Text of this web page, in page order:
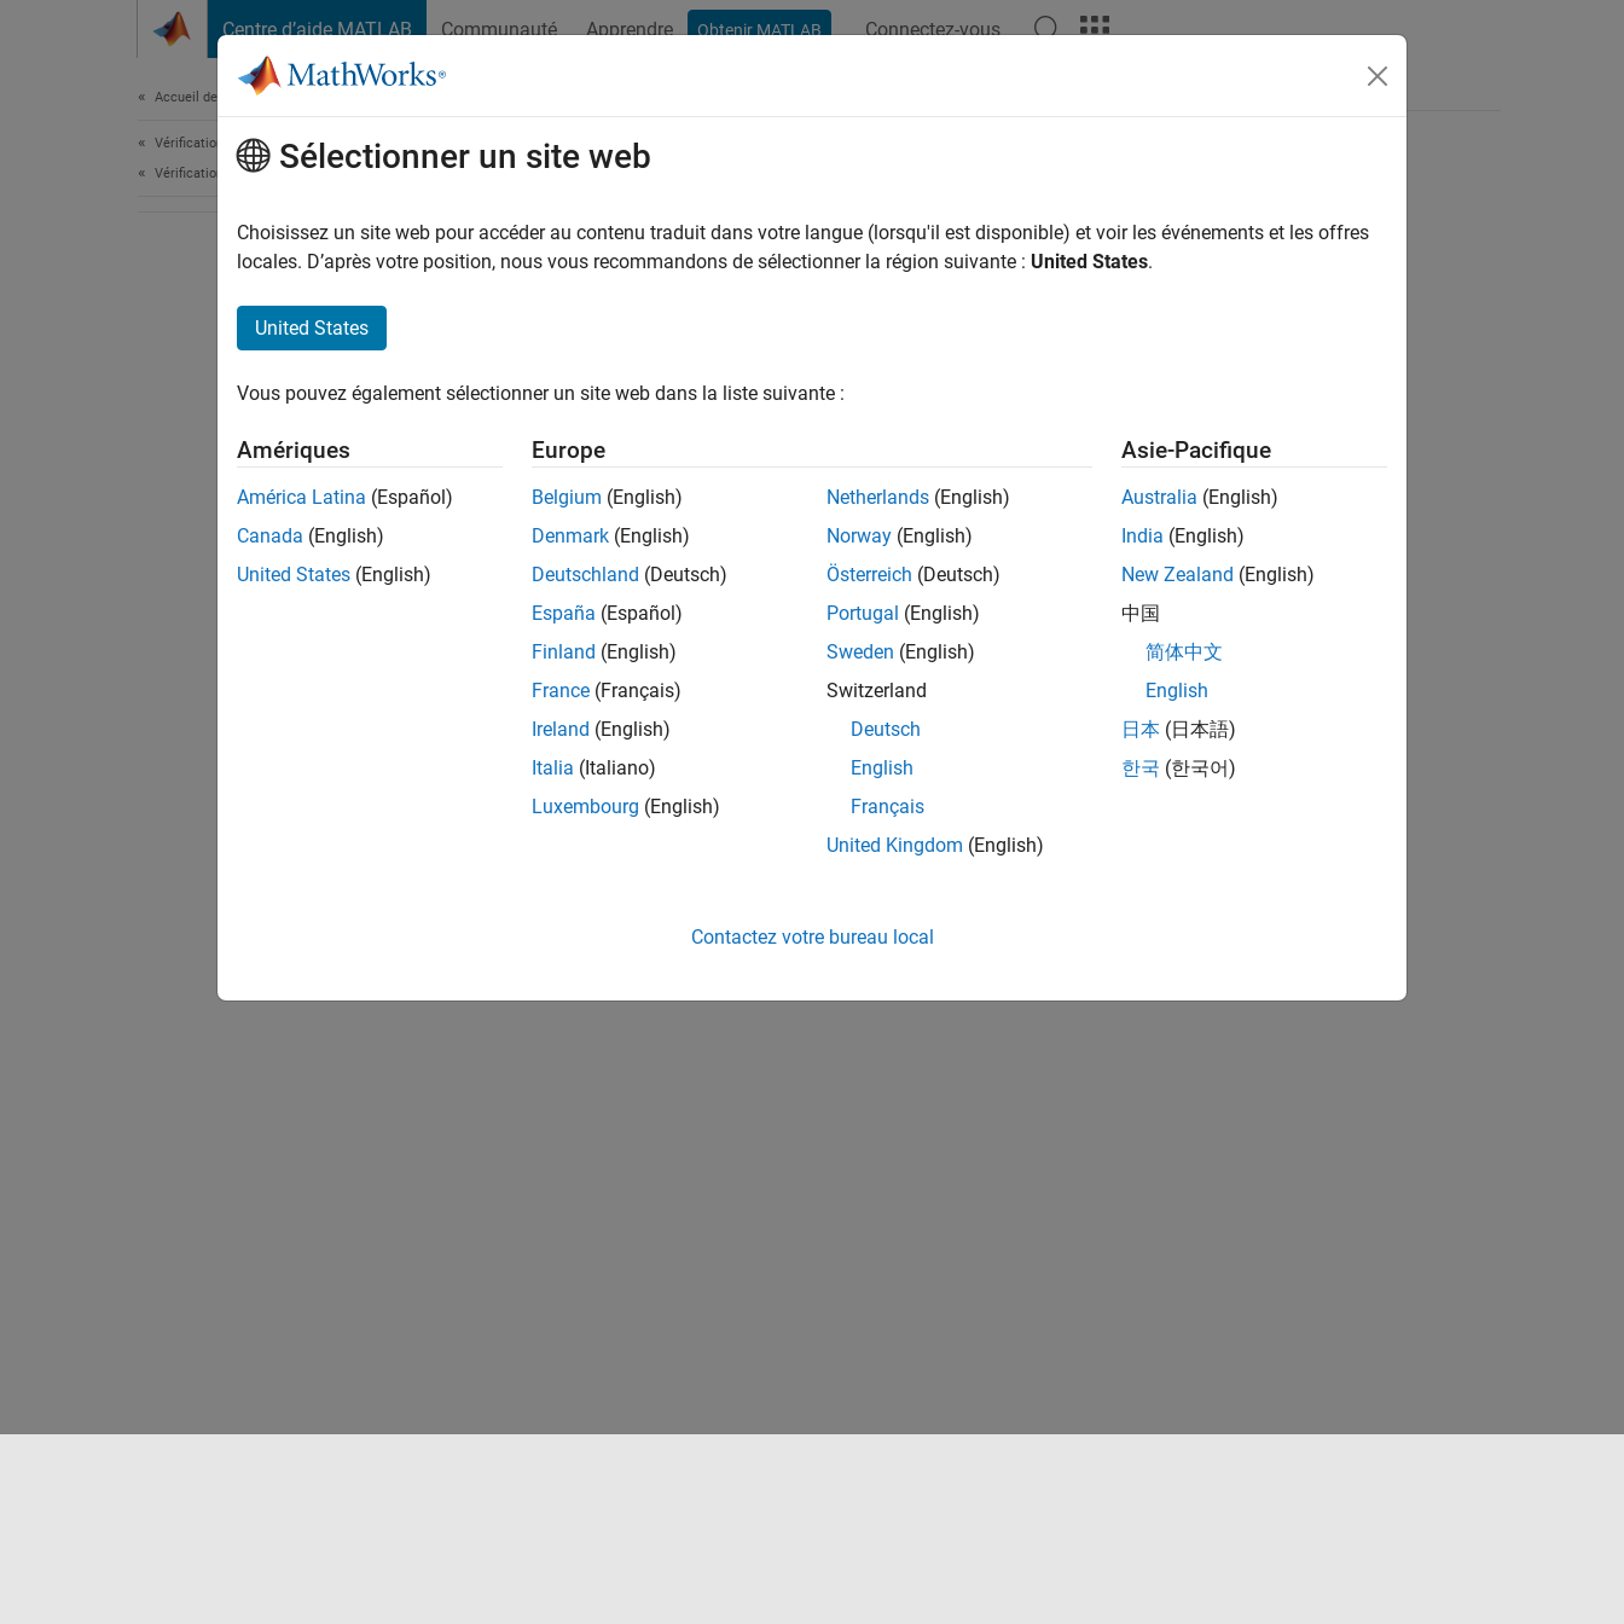
Centre d’aide MATLAB Communauté Apprendre Obtenir MATLAB Connectez-vous
Accueil de la documentation
Vérification, validation et test
Vérification de code
How useful was this information?
Sélectionner un site web
Choisissez un site web pour accéder au contenu traduit dans votre langue (lorsqu'il est disponible) et voir les événements et les offres
locales. D’après votre position, nous vous recommandons de sélectionner la région suivante : United States.
United States
Vous pouvez également sélectionner un site web dans la liste suivante :
Amériques
América Latina (Español)
Canada (English)
United States (English)
Europe
Belgium (English)
Denmark (English)
Deutschland (Deutsch)
España (Español)
Finland (English)
France (Français)
Ireland (English)
Italia (Italiano)
Luxembourg (English)
Netherlands (English)
Norway (English)
Österreich (Deutsch)
Portugal (English)
Sweden (English)
Switzerland
Deutsch
English
Français
United Kingdom (English)
Asie-Pacifique
Australia (English)
India (English)
New Zealand (English)
中国
简体中文
English
日本 (日本語)
한국 (한국어)
Contactez votre bureau local